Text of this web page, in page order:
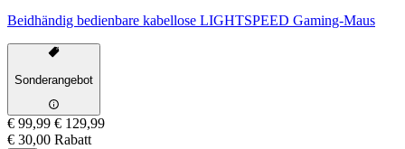
Beidhändig bedienbare kabellose LIGHTSPEED Gaming-Maus
Sonderangebot
€ 99,99 € 129,99
€ 30,00 Rabatt